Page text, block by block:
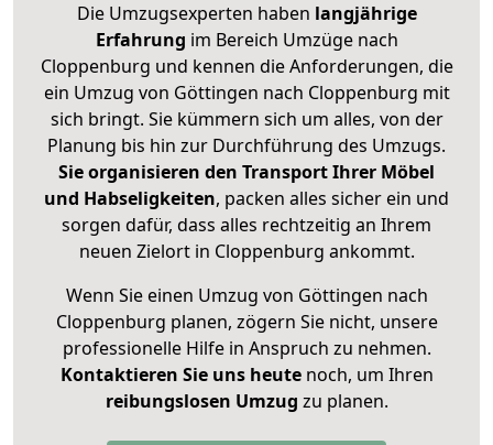
Die Umzugsexperten haben langjährige
Erfahrung im Bereich Umzüge nach
Cloppenburg und kennen die Anforderungen, die
ein Umzug von Göttingen nach Cloppenburg mit
sich bringt. Sie kümmern sich um alles, von der
Planung bis hin zur Durchführung des Umzugs.
Sie organisieren den Transport Ihrer Möbel
und Habseligkeiten, packen alles sicher ein und
sorgen dafür, dass alles rechtzeitig an Ihrem
neuen Zielort in Cloppenburg ankommt.
Wenn Sie einen Umzug von Göttingen nach
Cloppenburg planen, zögern Sie nicht, unsere
professionelle Hilfe in Anspruch zu nehmen.
Kontaktieren Sie uns heutenoch, um Ihren
reibungslosen Umzug zu planen.